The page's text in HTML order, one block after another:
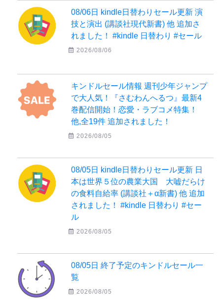
08/06日 kindle日替わりセール更新 演
技と演出 (講談社現代新書) 他 追加さ
れました！ #kindle 日替わり #セール
2026/08/06
キンドルセール情報 週刊少年ジャンプ
で大人気！『さむわんへるつ』最新4
巻配信開始！恋愛・ラブコメ特集！
他,全19件 追加されました！
2026/08/05
08/05日 kindle日替わりセール更新 日
本は世界５位の農業大国 大嘘だらけ
の食料自給率 (講談社＋α新書) 他 追加
されました！ #kindle 日替わり #セー
ル
2026/08/05
08/05日 終了予定のキンドルセール一
覧
2026/08/05